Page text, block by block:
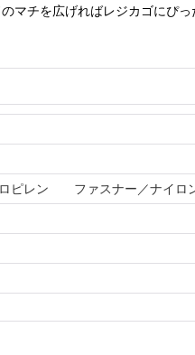
チを広げればレジカゴにぴ
ピレン ファスナー／ナイロ